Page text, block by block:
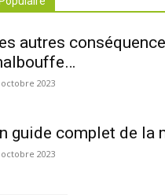
autres
octobre 2023
guide complet de la
octobre 2023